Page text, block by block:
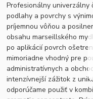
Profesionálny univerzálny
podlahy a povrchy s
príjemnou vôňou a
obsahu marseillského
po aplikácií povrch
mimoriadne vhodný pre
administratívnych a
intenzívnejší zážitok z
odporúčame použiť v